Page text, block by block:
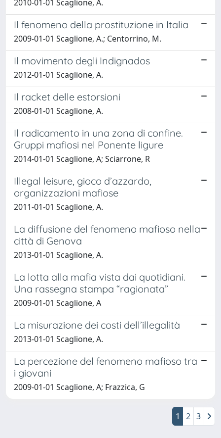
2010-01-01 Scaglione, A.
Il fenomeno della prostituzione in Italia
2009-01-01 Scaglione, A.; Centorrino, M.
Il movimento degli Indignados
2012-01-01 Scaglione, A.
Il racket delle estorsioni
2008-01-01 Scaglione, A.
Il radicamento in una zona di confine.
Gruppi mafiosi nel Ponente ligure
2014-01-01 Scaglione, A; Sciarrone, R
Illegal leisure, gioco d’azzardo,
organizzazioni mafiose
2011-01-01 Scaglione, A.
La diffusione del fenomeno mafioso nella
città di Genova
2013-01-01 Scaglione, A.
La lotta alla mafia vista dai quotidiani.
Una rassegna stampa “ragionata”
2009-01-01 Scaglione, A
La misurazione dei costi dell’illegalità
2013-01-01 Scaglione, A.
La percezione del fenomeno mafioso tra
i giovani
2009-01-01 Scaglione, A; Frazzica, G
1 2 3